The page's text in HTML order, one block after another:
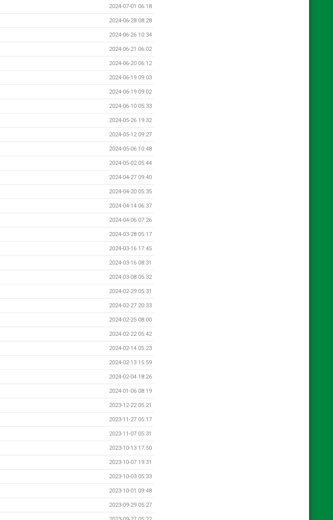
2024-07-01 06:18
2024-06-28 08:28
2024-06-26 10:34
2024-06-21 06:02
2024-06-20 06:12
2024-06-19 09:03
2024-06-19 09:02
2024-06-10 05:33
2024-05-26 19:32
2024-05-12 09:27
2024-05-06 10:48
2024-05-02 05:44
2024-04-27 09:40
2024-04-20 05:35
2024-04-14 06:37
2024-04-06 07:26
2024-03-28 05:17
2024-03-16 17:45
2024-03-16 08:31
2024-03-08 05:32
2024-02-29 05:31
2024-02-27 20:33
2024-02-25 08:00
2024-02-22 05:42
2024-02-14 05:23
2024-02-13 15:59
2024-02-04 18:26
2024-01-06 08:19
2023-12-22 05:21
2023-11-27 05:17
2023-11-07 05:31
2023-10-13 17:50
2023-10-07 19:31
2023-10-03 05:33
2023-10-01 09:48
2023-09-29 05:27